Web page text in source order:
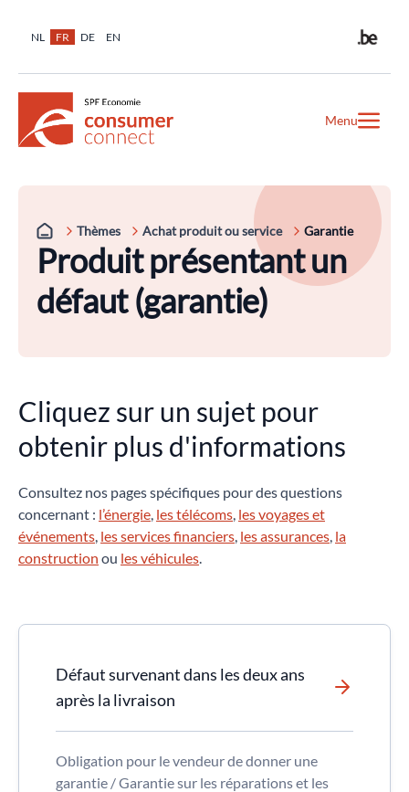
NL FR DE EN
Menu
Thèmes Achat produit ou service Garantie
Produit présentant un
défaut (garantie)
Cliquez sur un sujet pour
obtenir plus d'informations
Consultez nos pages spécifiques pour des questions
concernant : l’énergie, les télécoms, les voyages et
événements, les services financiers, les assurances, la
construction ou les véhicules.
Défaut survenant dans les deux ans
après la livraison
Obligation pour le vendeur de donner une
garantie / Garantie sur les réparations et les